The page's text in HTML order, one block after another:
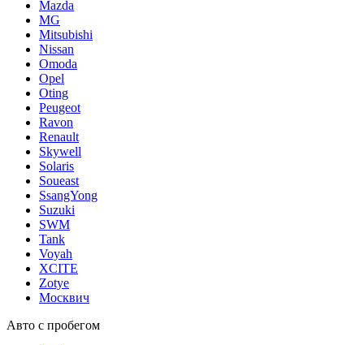
Mazda
MG
Mitsubishi
Nissan
Omoda
Opel
Oting
Peugeot
Ravon
Renault
Skywell
Solaris
Soueast
SsangYong
Suzuki
SWM
Tank
Voyah
XCITE
Zotye
Москвич
Авто с пробегом